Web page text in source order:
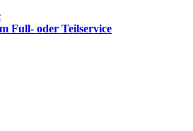
Full- oder Teilservice